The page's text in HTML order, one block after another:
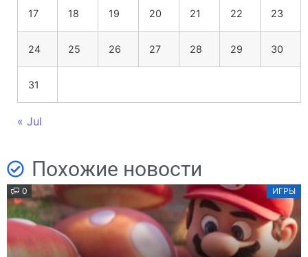
17 18 19 20 21 22 23
24 25 26 27 28 29 30
31
« Jul
Похожие новости
0 ИГРЫ